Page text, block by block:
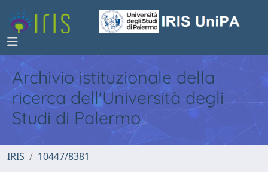
Archivio istituzionale della
ricerca dell'Università degli
Studi di Palermo
IRIS 10447/8381